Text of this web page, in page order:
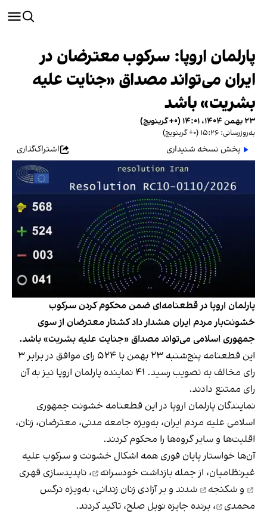
پارلمان اروپا: سرکوب معترضان در
ایران می‌تواند مصداق «جنایت علیه
بشریت» باشد
۲۳ بهمن ۱۴۰۴، ۱۴:۰۱ (‎+۰ گرینویچ)
به‌روزرسانی: ۱۵:۲۶ (‎+۰ گرینویچ)
پخش نسخه شنیداری اشتراک‌گذاری
پارلمان اروپا در قطعنامه‌ای ضمن محکوم کردن سرکوب
خشونت‌بار مردم ایران هشدار داد کشتار معترضان از سوی
جمهوری اسلامی می‌تواند مصداق «جنایت علیه بشریت» باشد.
این قطعنامه پنج‌شنبه ۲۳ بهمن با ۵۲۴ رای موافق در برابر ۳
رای مخالف به تصویب رسید. ۴۱ نماینده پارلمان اروپا نیز به آن
رای ممتنع دادند.
نمایند‌گان پارلمان اروپا در این قطعنامه خشونت جمهوری
اسلامی علیه مردم ایران، به‌ویژه جامعه مدنی، معترضان، زنان،
اقلیت‌ها و سایر گروه‌ها را محکوم کردند.
آن‌ها خواستار پایان فوری همه اشکال خشونت و سرکوب علیه
غیرنظامیان، از جمله بازداشت خودسرانه ، ناپدیدسازی قهری
و شکنجه شدند و بر آزادی زنان زندانی، به‌ویژه نرگس
محمدی
، برنده جایزه نوبل صلح، تاکید کردند.